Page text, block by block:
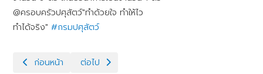
@ครอบครัวปศุสัตว์"ทำด้วยใจ ทำให้ไว
ทำได้จริง"#กรมปศุสัตว์
เนื้อหาก่อนหน้า: ฉีดวัคซีนป้องกันโรคปากและเท้าเปื่อยในโค
ก่อนหน้า เนื้อหาถัดไป: ข่าว กิจกรรมในหน่วยงาน ตรวจท้องแพ
ต่อไป